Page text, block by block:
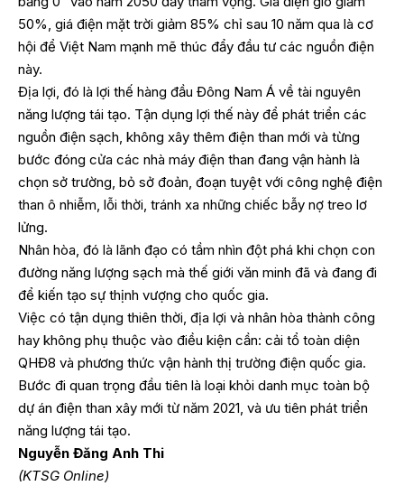
50%, giá điện mặt trời giảm 85% chỉ sau 10 năm qua là cơ
hội để Việt Nam mạnh mẽ thúc đẩy đầu tư các nguồn điện
này.
Địa lợi, đó là lợi thế hàng đầu Đông Nam Á về tài nguyên
năng lượng tái tạo. Tận dụng lợi thế này để phát triển các
nguồn điện sạch, không xây thêm điện than mới và từng
bước đóng cửa các nhà máy điện than đang vận hành là
chọn sở trường, bỏ sở đoản, đoạn tuyệt với công nghệ điện
than ô nhiễm, lỗi thời, tránh xa những chiếc bẫy nợ treo lơ
lửng.
Nhân hòa, đó là lãnh đạo có tầm nhìn đột phá khi chọn con
đường năng lượng sạch mà thế giới văn minh đã và đang đi
để kiến tạo sự thịnh vượng cho quốc gia.
Việc có tận dụng thiên thời, địa lợi và nhân hòa thành công
hay không phụ thuộc vào điều kiện cần: cải tổ toàn diện
QHĐ8 và phương thức vận hành thị trường điện quốc gia.
Bước đi quan trọng đầu tiên là loại khỏi danh mục toàn bộ
dự án điện than xây mới từ năm 2021, và ưu tiên phát triển
năng lượng tái tạo.
Nguyễn Đăng Anh Thi
(KTSG Online)